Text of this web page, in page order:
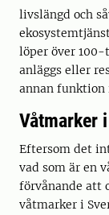
livslängd och
löper över
anläggs eller
annan
Våtmarker
Eftersom det
vad som är en
förvånande att
våtmarker i